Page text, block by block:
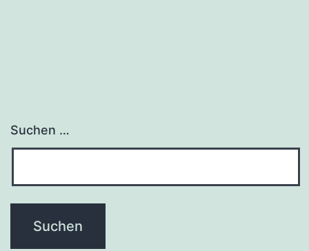
Suchen …